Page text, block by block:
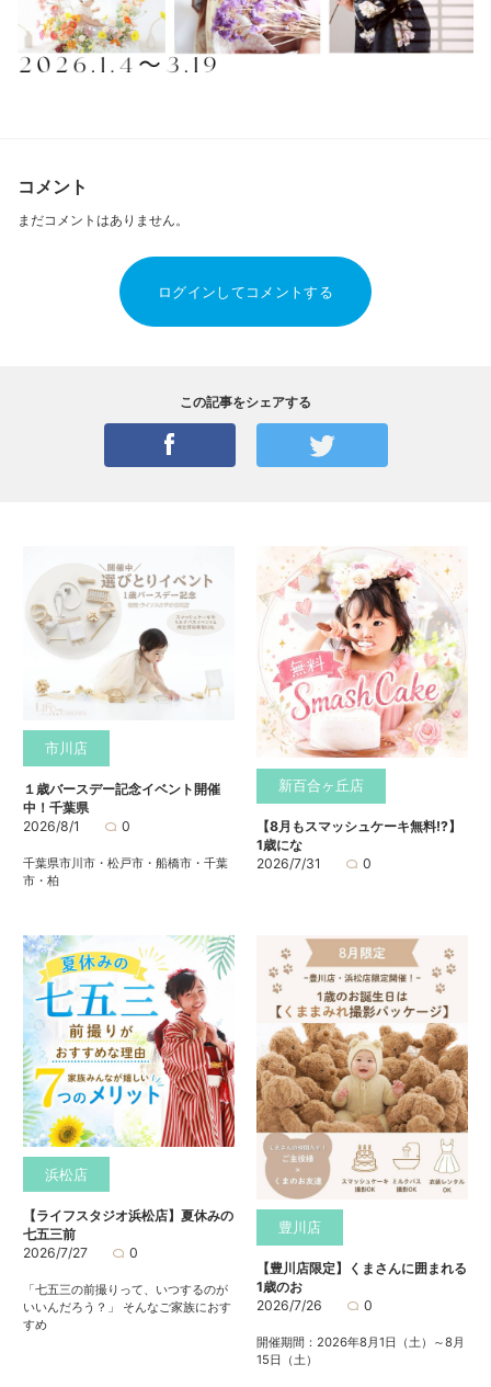
コメント
まだコメントはありません。
ログインしてコメントする
この記事をシェアする
市川店
１歳バースデー記念イベント開催
中！千葉県
2026/8/1
0
千葉県市川市・松戸市・船橋市・千葉
市・柏
新百合ヶ丘店
【8月もスマッシュケーキ無料⁉】
1歳にな
2026/7/31
0
浜松店
【ライフスタジオ浜松店】夏休みの
七五三前
2026/7/27
0
「七五三の前撮りって、いつするのが
いいんだろう？」 そんなご家族におす
すめ
豊川店
【豊川店限定】くまさんに囲まれる
1歳のお
2026/7/26
0
開催期間：2026年8月1日（土）～8月
15日（土）